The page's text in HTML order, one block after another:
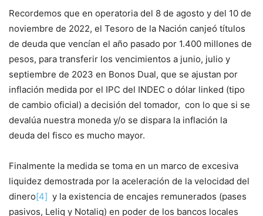
Recordemos que en operatoria del 8 de agosto y del 10 de
noviembre de 2022, el Tesoro de la Nación canjeó títulos
de deuda que vencían el año pasado por 1.400 millones de
pesos, para transferir los vencimientos a junio, julio y
septiembre de 2023 en Bonos Dual, que se ajustan por
inflación medida por el IPC del INDEC o dólar linked (tipo
de cambio oficial) a decisión del tomador, con lo que si se
devalúa nuestra moneda y/o se dispara la inflación la
deuda del fisco es mucho mayor.
Finalmente la medida se toma en un marco de excesiva
liquidez demostrada por la aceleración de la velocidad del
dinero[4] y la existencia de encajes remunerados (pases
pasivos, Leliq y Notaliq) en poder de los bancos locales